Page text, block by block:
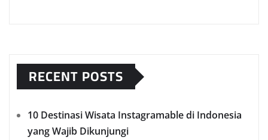
RECENT POSTS
10 Destinasi Wisata Instagramable di Indonesia
yang Wajib Dikunjungi